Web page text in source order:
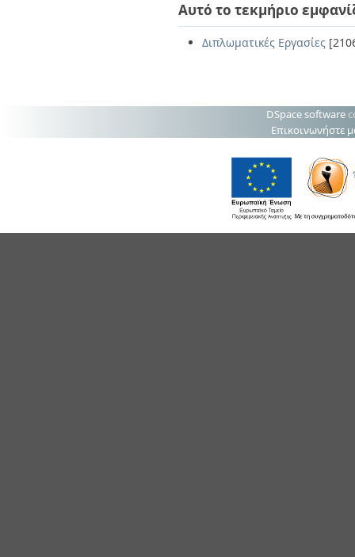
Αυτό το τεκμήριο
Διπλωματικές Εργασίες
DSpace software
Επικοινωνήστε